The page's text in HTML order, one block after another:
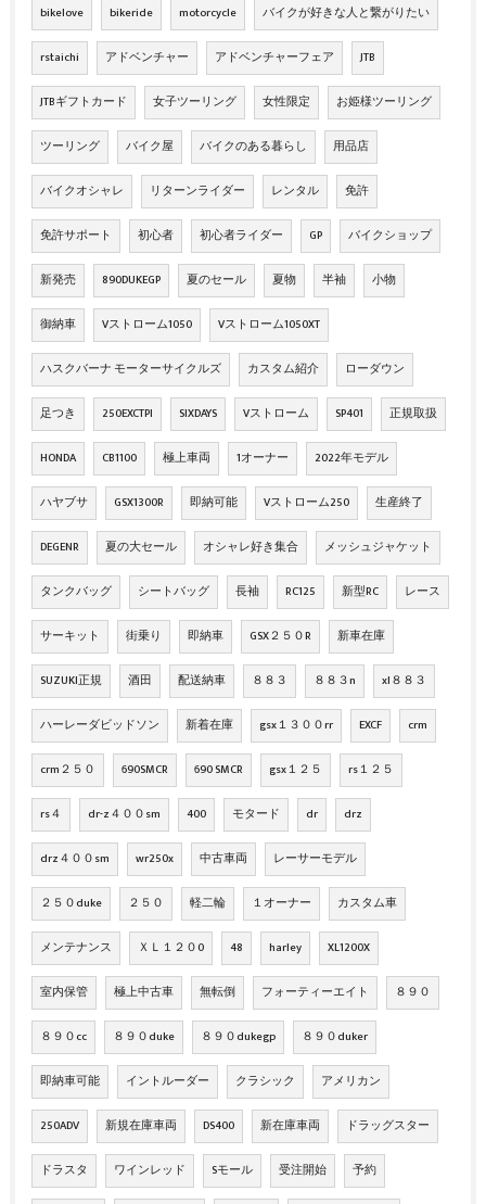
bikelove bikeride motorcycle バイクが好きな人と繋がりたい
rstaichi アドベンチャー アドベンチャーフェア JTB
JTBギフトカード 女子ツーリング 女性限定 お姫様ツーリング
ツーリング バイク屋 バイクのある暮らし 用品店
バイクオシャレ リターンライダー レンタル 免許
免許サポート 初心者 初心者ライダー GP バイクショップ
新発売 890DUKEGP 夏のセール 夏物 半袖 小物
御納車 Vストローム1050 Vストローム1050XT
ハスクバーナ モーターサイクルズ カスタム紹介 ローダウン
足つき 250EXCTPI SIXDAYS Vストローム SP401 正規取扱
HONDA CB1100 極上車両 1オーナー 2022年モデル
ハヤブサ GSX1300R 即納可能 Vストローム250 生産終了
DEGENR 夏の大セール オシャレ好き集合 メッシュジャケット
タンクバッグ シートバッグ 長袖 RC125 新型RC レース
サーキット 街乗り 即納車 GSX２５０R 新車在庫
SUZUKI正規 酒田 配送納車 ８８３ ８８３n xl８８３
ハーレーダビッドソン 新着在庫 gsx１３００rr EXCF crm
crm２５０ 690SMCR 690 SMCR gsx１２５ rs１２５
rs４ dr-z４００sm 400 モタード dr drz
drz４００sm wr250x 中古車両 レーサーモデル
２５０duke ２５０ 軽二輪 １オーナー カスタム車
メンテナンス ＸＬ１２０0 48 harley XL1200X
室内保管 極上中古車 無転倒 フォーティーエイト ８９０
８９０cc ８９０duke ８９０dukegp ８９０duker
即納車可能 イントルーダー クラシック アメリカン
250ADV 新規在庫車両 DS400 新在庫車両 ドラッグスター
ドラスタ ワインレッド Sモール 受注開始 予約